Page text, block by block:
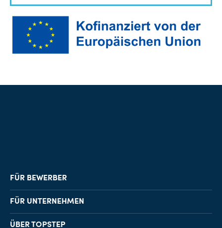
FÜR BEWERBER
Job-Finder
Karriereberatung
FÜR UNTERNEHMEN
Personalvermittlung
ÜBER TOPSTEP